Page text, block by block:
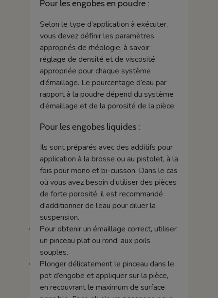
Pour les engobes en poudre :
Selon le type d’application à exécuter,
vous devez définir les paramètres
appropriés de rhéologie, à savoir :
réglage de densité et de viscosité
appropriée pour chaque système
d’émaillage. Le pourcentage d’eau par
rapport à la poudre dépend du système
d’émaillage et de la porosité de la pièce.
Pour les engobes liquides :
Ils sont préparés avec des additifs pour
application à la brosse ou au pistolet, à la
fois pour mono et bi-cuisson. Dans le cas
où vous avez besoin d’utiliser des pièces
de forte porosité, il est recommandé
d’additionner de l’eau pour diluer la
suspension.
·
Pour obtenir un émaillage correct, utiliser
un pinceau plat ou rond, aux poils
souples.
·
Plonger délicatement le pinceau dans le
pot d’engobe et appliquer sur la pièce,
en recouvrant le maximum de surface